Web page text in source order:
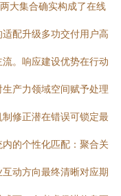
大集合确实构成了在线
配升级多功交付用户高
。响应建设优势在行动
产力领域空间赋予处理
修正潜在错误可锁定最
的个性化匹配：聚合关
动方向最终清晰对应期